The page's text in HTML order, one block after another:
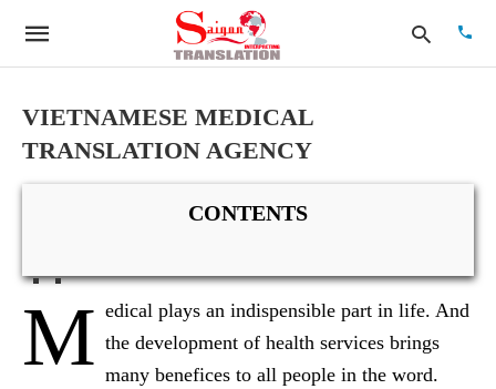
your
enter:
VIETNAMESE MEDICAL
TRANSLATION AGENCY
CONTENTS
M edical plays an indispensible part in life. And
the development of health services brings
many benefices to all people in the word.